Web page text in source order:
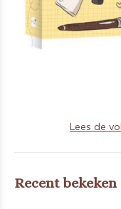
Lees de
Recent bekeken